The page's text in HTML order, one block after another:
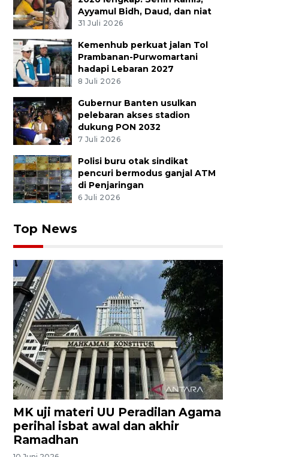
Pebulu tangkis tunggal putra Indonesia Jonatan Christie
lawan tandingnya Yushi Tanaka dari Jepang pada babak 8
2026 di Istora Senayan, Jakarta, Jumat (5/6/2026). Jonatan
final usai menang dua gim 21-19 dan 24-22. ANTARA FOTO/
Ayyamul Bidh, Daud, dan niat
31 Juli 2026
Kemenhub perkuat jalan Tol
Prambanan-Purwomartani
hadapi Lebaran 2027
8 Juli 2026
Gubernur Banten usulkan
pelebaran akses stadion
dukung PON 2032
7 Juli 2026
Polisi buru otak sindikat
pencuri bermodus ganjal ATM
di Penjaringan
6 Juli 2026
Top News
MK uji materi UU Peradilan Agama
perihal isbat awal dan akhir
Ramadhan